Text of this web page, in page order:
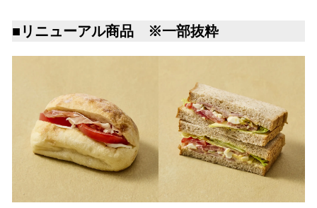
■リニューアル商品 ※一部抜粋